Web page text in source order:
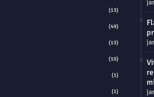
(13)
(49)
(13)
(10)
(1)
(1)